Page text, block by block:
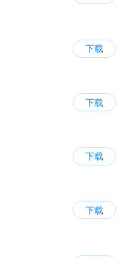
下载
下载
下载
下载